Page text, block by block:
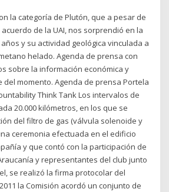
la categoría de Plutón, que a pesar de
de la UAI, nos sorprendió en la
y su actividad geológica vinculada a
helado. Agenda de prensa con
sobre la información económica y
del momento. Agenda de prensa Portela
Think Tank Los intervalos de
20.000 kilómetros, en los que se
del filtro de gas (válvula solenoide y
ceremonia efectuada en el edificio
y que contó con la participación de
y representantes del club junto
se realizó la firma protocolar del
la Comisión acordó un conjunto de